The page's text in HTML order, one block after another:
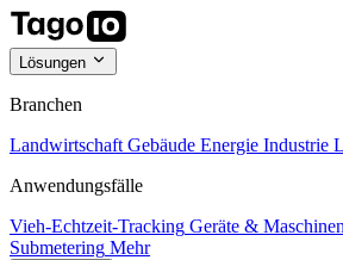
Lösungen
Branchen
Landwirtschaft Gebäude Energie Industrie
Anwendungsfälle
Vieh-Echtzeit-Tracking Geräte & Maschinen
Submetering Mehr